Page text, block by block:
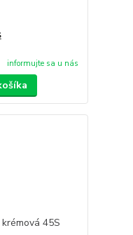
informujte sa u nás